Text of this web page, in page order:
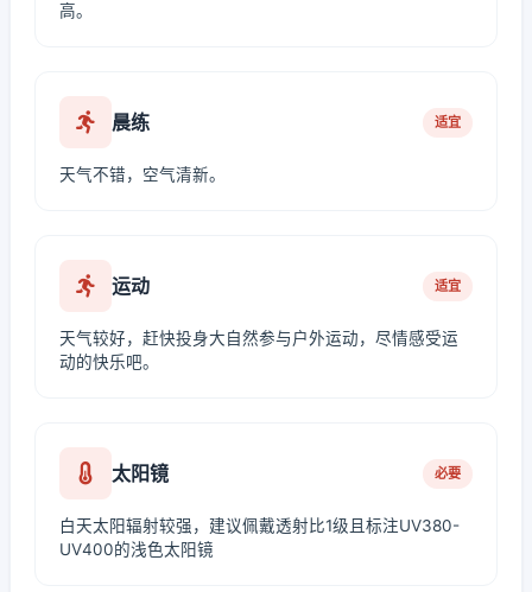
高。
晨练 适宜
天气不错，空气清新。
运动 适宜
天气较好，赶快投身大自然参与户外运动，尽情感受运
动的快乐吧。
太阳镜 必要
白天太阳辐射较强，建议佩戴透射比1级且标注UV380-
UV400的浅色太阳镜